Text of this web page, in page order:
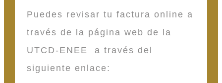
Puedes revisar tu factura online a
través de la página web de la
UTCD-ENEE a través del
siguiente enlace: